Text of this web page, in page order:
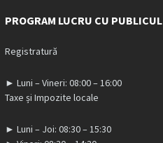
PROGRAM LUCRU CU PUBLICUL
Registratură
► Luni – Vineri: 08:00 – 16:00
Taxe și Impozite locale
► Luni – Joi: 08:30 – 15:30